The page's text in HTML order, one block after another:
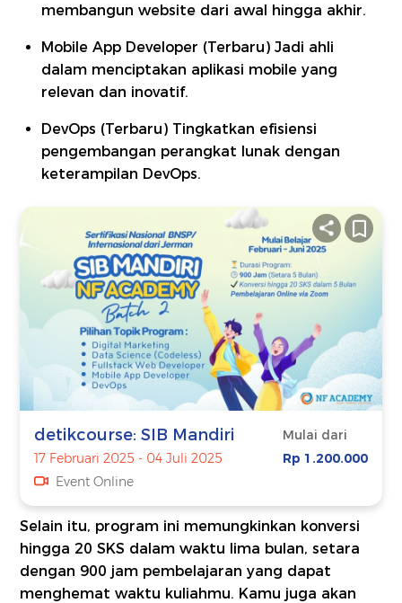
membangun website dari awal hingga akhir.
Mobile App Developer (Terbaru) Jadi ahli
dalam menciptakan aplikasi mobile yang
relevan dan inovatif.
DevOps (Terbaru) Tingkatkan efisiensi
pengembangan perangkat lunak dengan
keterampilan DevOps.
detikcourse: SIB Mandiri
17 Februari 2025 - 04 Juli 2025
Event Online
Mulai dari
Rp 1.200.000
Selain itu, program ini memungkinkan konversi
hingga 20 SKS dalam waktu lima bulan, setara
dengan 900 jam pembelajaran yang dapat
menghemat waktu kuliahmu. Kamu juga akan